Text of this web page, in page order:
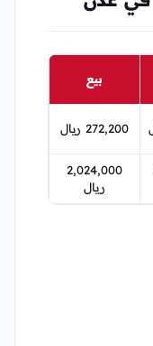
بيع
272,200 ريال
2,024,000
ريال